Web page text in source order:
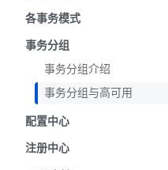
各事务模式
事务分组
事务分组介绍
事务分组与高可用
配置中心
注册中心